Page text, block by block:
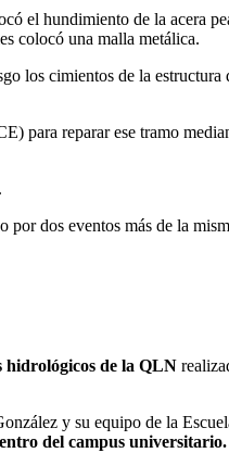
el hundimiento de la acera
colocó una malla metálica.
los cimientos de la estructura
para reparar ese tramo
dos eventos más de la
hidrológicos de la QLN
y su equipo de la
del campus universitario.